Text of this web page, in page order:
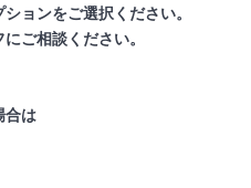
ョンをご選択ください。
ご相談ください。
合は